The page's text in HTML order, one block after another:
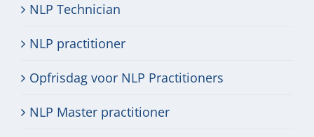
NLP Technician
NLP practitioner
Opfrisdag voor NLP Practitioners
NLP Master practitioner